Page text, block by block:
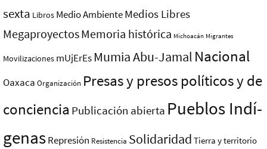
sexta Libros Medio AmbienteMedios Libres
MegaproyectosMemoria histórica Michoacán Migrantes
Movilizaciones mUjErEs Mumia Abu-Jamal Nacional
Oaxaca Organización Presas y presos polí­ticos y de
conciencia Publicación abierta Pueblos Indí­
genasRepresión Resistencia Solidaridad Tierra y territorio